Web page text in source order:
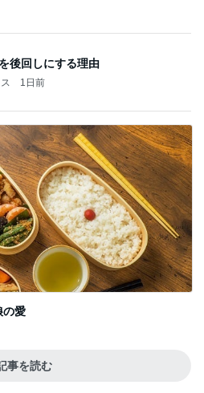
後回しにする理由
1日前
の愛
事を読む